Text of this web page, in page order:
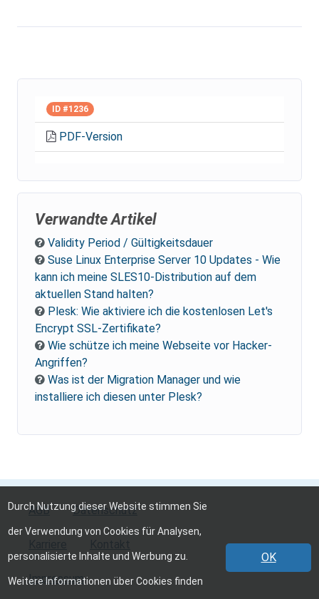
ID #1236
PDF-Version
Verwandte Artikel
Validity Period / Gültigkeitsdauer
Suse Linux Enterprise Server 10 Updates - Wie
kann ich meine SLES10-Distribution auf dem
aktuellen Stand halten?
Plesk: Wie aktiviere ich die kostenlosen Let's
Encrypt SSL-Zertifikate?
Wie schütze ich meine Webseite vor Hacker-
Angriffen?
Was ist der Migration Manager und wie
installiere ich diesen unter Plesk?
AGB Datenschutz
Impressum
Durch Nutzung dieser Website stimmen Sie
der Verwendung von Cookies für Analysen,
personalisierte Inhalte und Werbung zu.
Weitere Informationen über Cookies finden
OK